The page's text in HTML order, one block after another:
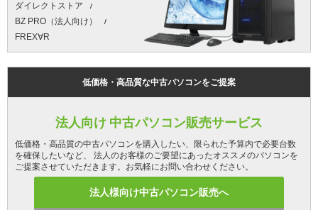
ダイレクトストア
BZ PRO（法人向け）
FREX∀R
低価格・高品質な中古パソコンをご提案
法人向け 中古パソコン販売サービス
低価格・高品質の中古パソコンを購入したい、限られた予算内で必要台数
を確保したいなど、 法人のお客様のご要望にあったオススメのパソコンを
ご提案させていただきます。お気軽にお問い合わせください。
法人様向け中古パソコン販売へ